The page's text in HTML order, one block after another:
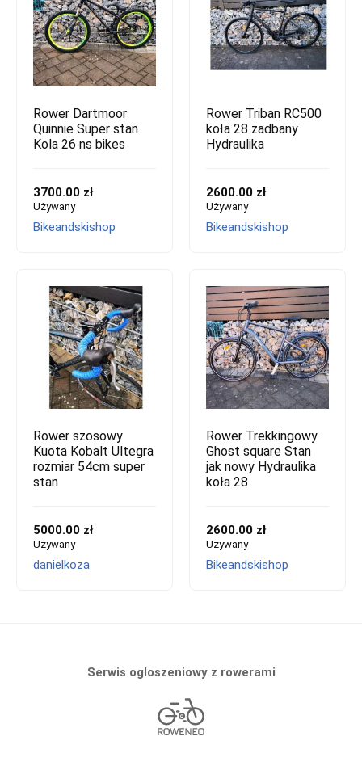
Rower Dartmoor
Quinnie Super stan
Kola 26 ns bikes
3700.00 zł
Używany
Bikeandskishop
Rower Triban RC500
koła 28 zadbany
Hydraulika
2600.00 zł
Używany
Bikeandskishop
Rower szosowy
Kuota Kobalt Ultegra
rozmiar 54cm super
stan
5000.00 zł
Używany
danielkoza
Rower Trekkingowy
Ghost square Stan
jak nowy Hydraulika
koła 28
2600.00 zł
Używany
Bikeandskishop
Serwis ogloszeniowy z rowerami